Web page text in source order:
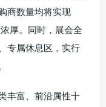
商数量均将实现
厚。同时，展会全
专属休息区，实行
丰富、前沿属性十